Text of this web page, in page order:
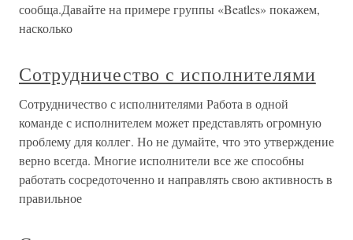
сообща.Давайте на примере группы «Beatles» покажем,
насколько
Сотрудничество с исполнителями
Сотрудничество с исполнителями Работа в одной
команде с исполнителем может представлять огромную
проблему для коллег. Но не думайте, что это утверждение
верно всегда. Многие исполнители все же способны
работать сосредоточенно и направлять свою активность в
правильное